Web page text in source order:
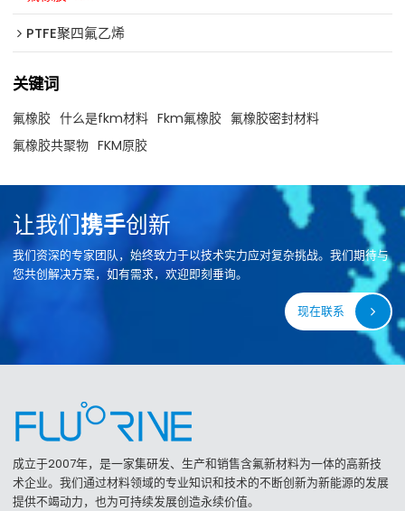
PTFE聚四氟乙烯
关键词
氟橡胶 什么是fkm材料 Fkm氟橡胶 氟橡胶密封材料
氟橡胶共聚物 FKM原胶
让我们携手创新
我们资深的专家团队，始终致力于以技术实力应对复杂挑战。我们期待与
您共创解决方案，如有需求，欢迎即刻垂询。
现在联系
成立于2007年，是一家集研发、生产和销售含氟新材料为一体的高新技
术企业。我们通过材料领域的专业知识和技术的不断创新为新能源的发展
提供不竭动力，也为可持续发展创造永续价值。